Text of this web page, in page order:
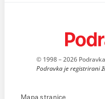
© 1998 – 2026
Podravka je registrirani
Mapa stranice